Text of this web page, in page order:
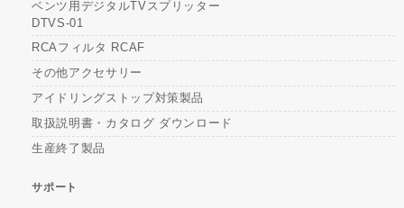
ベンツ用デジタルTVスプリッター
DTVS-01
RCAフィルタ RCAF
その他アクセサリー
アイドリングストップ対策製品
取扱説明書・カタログ ダウンロード
生産終了製品
サポート